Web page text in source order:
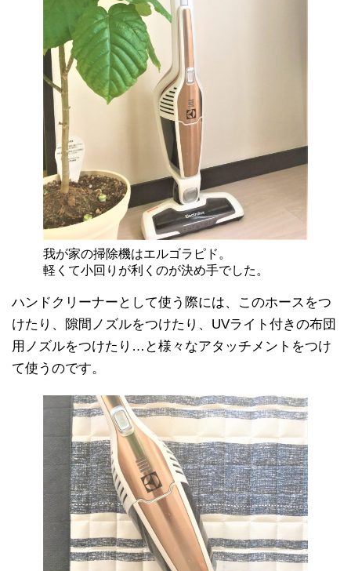
我が家の掃除機はエルゴラピド。
軽くて小回りが利くのが決め手でした。
ハンドクリーナーとして使う際には、このホースをつ
けたり、隙間ノズルをつけたり、UVライト付きの布団
用ノズルをつけたり…と様々なアタッチメントをつけ
て使うのです。